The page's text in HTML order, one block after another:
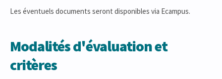
Les éventuels documents seront disponibles via Ecampus.
Modalités d'évaluation et
critères